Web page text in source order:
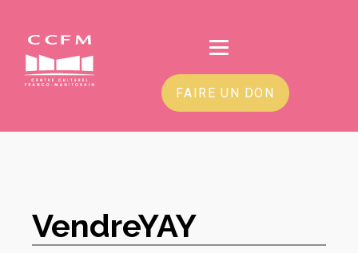
FAIRE UN DON
VendreYAY